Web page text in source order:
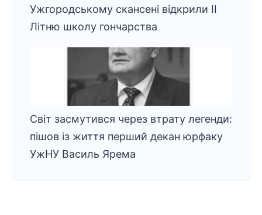
Ужгородському скансені відкрили ІІ
Літню школу гончарства
Світ засмутився через втрату легенди:
пішов із життя перший декан юрфаку
УжНУ Василь Ярема